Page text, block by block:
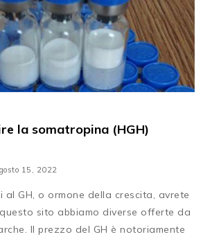
la somatropina (HGH)
15, 2022
al GH, o ormone della crescita, avrete
sito abbiamo diverse offerte da
Il prezzo del GH è notoriamente